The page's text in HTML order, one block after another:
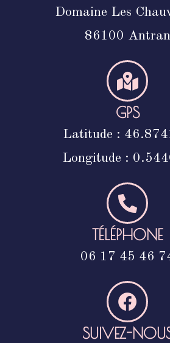
Domaine Les
86100 Antran
GPS
Latitude :
Longitude :
TÉLÉPHONE
06 17 45 46
SUIVEZ-